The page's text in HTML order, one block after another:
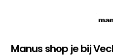
Manus shop je bij